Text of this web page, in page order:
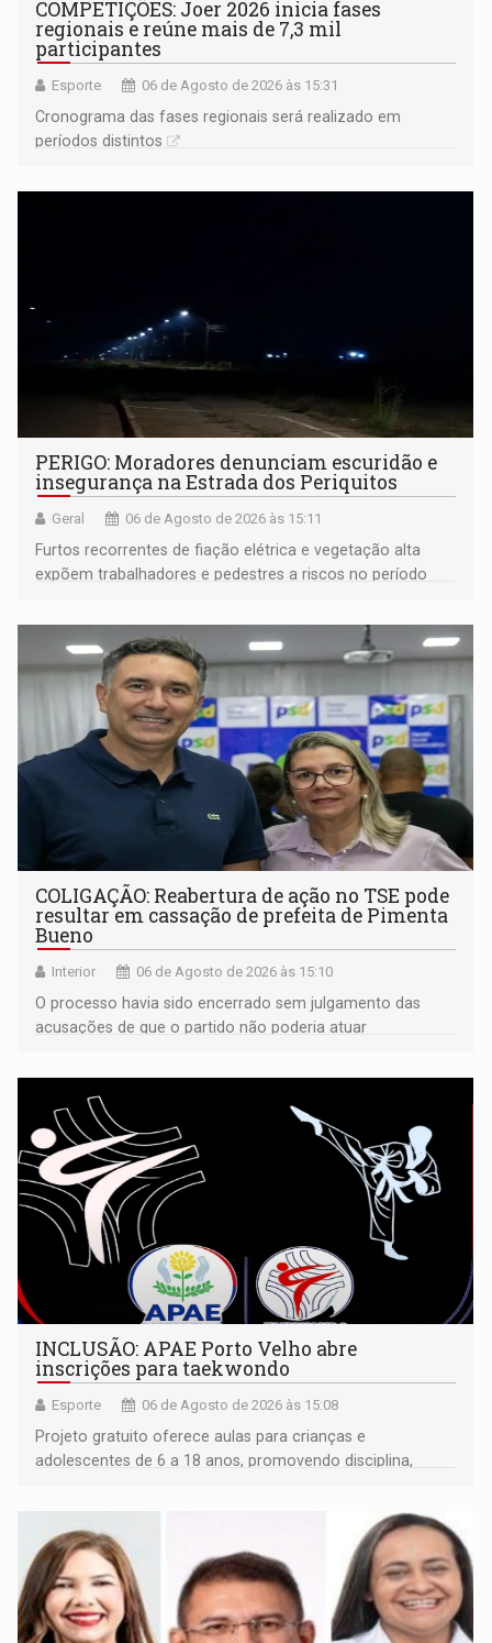
COMPETIÇÕES: Joer 2026 inicia fases
regionais e reúne mais de 7,3 mil
participantes
Esporte 06 de Agosto de 2026 às 15:31
Cronograma das fases regionais será realizado em
períodos distintos
PERIGO: Moradores denunciam escuridão e
insegurança na Estrada dos Periquitos
Geral 06 de Agosto de 2026 às 15:11
Furtos recorrentes de fiação elétrica e vegetação alta
expõem trabalhadores e pedestres a riscos no período
COLIGAÇÃO: Reabertura de ação no TSE pode
resultar em cassação de prefeita de Pimenta
Bueno
Interior 06 de Agosto de 2026 às 15:10
O processo havia sido encerrado sem julgamento das
acusações de que o partido não poderia atuar
INCLUSÃO: APAE Porto Velho abre
inscrições para taekwondo
Esporte 06 de Agosto de 2026 às 15:08
Projeto gratuito oferece aulas para crianças e
adolescentes de 6 a 18 anos, promovendo disciplina,